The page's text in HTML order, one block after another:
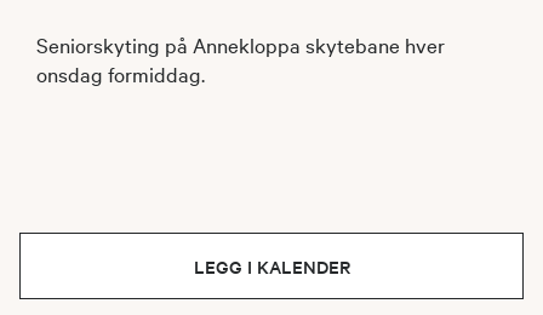
Seniorskyting på Annekloppa skytebane hver
onsdag formiddag.
LEGG I KALENDER